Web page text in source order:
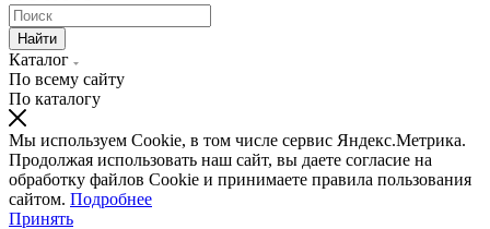
Найти
Каталог
По всему сайту
По каталогу
Мы используем Cookie, в том числе сервис Яндекс.Метрика.
Продолжая использовать наш сайт, вы даете согласие на
обработку файлов Cookie и принимаете правила пользования
сайтом. Подробнее
Принять